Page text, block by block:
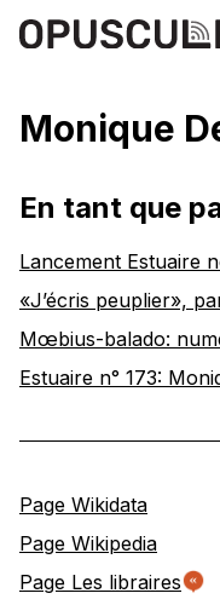
Monique
En tant que
Lancement Estuaire
«J’écris peuplier»,
Mœbius-balado:
Estuaire n° 173:
Page Wikidata
Page Wikipedia
Page Les libraires